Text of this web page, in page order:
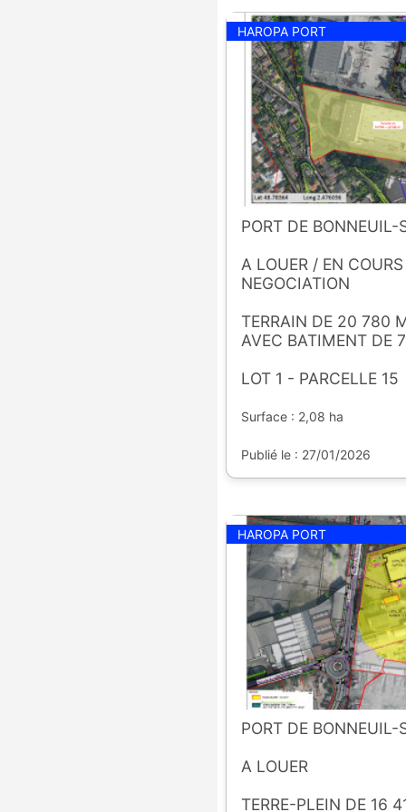
HAROPA PORT
PORT DE BONNEUIL-
A LOUER / EN
NEGOCIATION
TERRAIN DE 20 780
AVEC BATIMENT DE
LOT 1 - PARCELLE 15
Surface : 2,08 ha
Publié le : 27/01/2026
HAROPA PORT
PORT DE BONNEUIL-
A LOUER
TERRE-PLEIN DE 16